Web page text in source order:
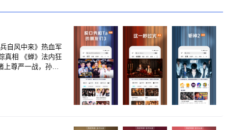
自风中来》热血军
真相 《蝉》法内狂
尊严一战，孙红
全新赛制，残酷比
厨为晋级拼了！
小屋书房秒变修罗
谈，下一秒天降